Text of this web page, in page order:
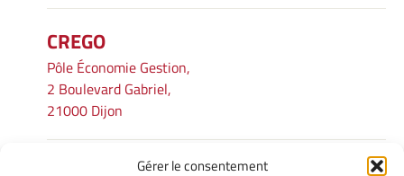
Gérer le consentement
CREGO
Pôle Économie Gestion,
2 Boulevard Gabriel,
21000 Dijon